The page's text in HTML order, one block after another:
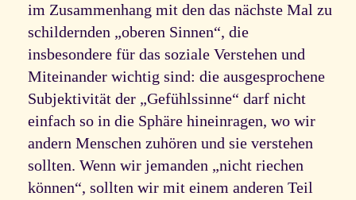
im Zusammenhang mit den das nächste Mal zu
schildernden „oberen Sinnen“, die
insbesondere für das soziale Verstehen und
Miteinander wichtig sind: die ausgesprochene
Subjektivität der „Gefühlssinne“ darf nicht
einfach so in die Sphäre hineinragen, wo wir
andern Menschen zuhören und sie verstehen
sollten. Wenn wir jemanden „nicht riechen
können“, sollten wir mit einem anderen Teil